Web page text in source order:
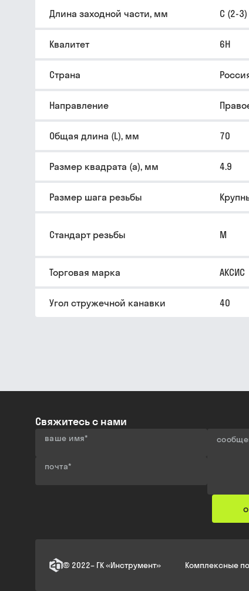
Длина заходной части, мм C (2-3)
Квалитет 6H
Страна
Направление
Общая длина (L), мм 70
Размер квадрата (a), мм 4.9
Размер шага резьбы
Стандарт резьбы M
Торговая марка АКСИС
Угол стружечной канавки 40
Свяжитесь с нами
ваше имя*
почта*
© 2022– ГК «Инструмент» Комплексные